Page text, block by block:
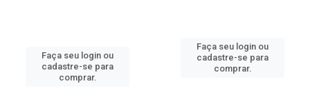
Faça seu login ou
cadastre-se para
comprar.
Faça seu login ou
cadastre-se para
comprar.